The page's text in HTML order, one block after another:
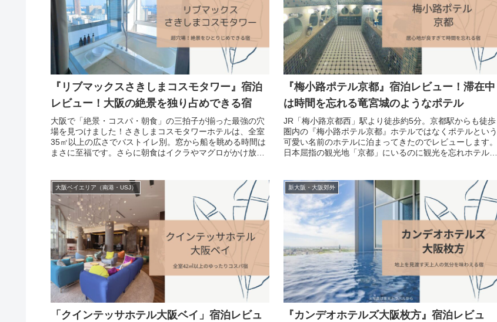
『リブマックスさきしまコスモタワー』宿泊
レビュー！大阪の絶景を独り占めできる宿
大阪で「絶景・コスパ・朝食」の三拍子が揃った最強の穴
場を見つけました！さきしまコスモタワーホテルは、全室
35㎡以上の広さでバストイレ別。窓から船を眺める時間は
まさに至福です。さらに朝食はイクラやマグロがかけ放
『梅小路ポテル京都』宿泊レビュー！滞在中
は時間を忘れる竜宮城のようなポテル
JR「梅小路京都西」駅より徒歩約5分。京都駅からも徒歩
圏内の『梅小路ポテル京都』ホテルではなくポテルという
可愛い名前のホテルに泊まってきたのでレビューします。
日本屈指の観光地「京都」にいるのに観光を忘れホテルの
大阪ベイエリア（南港・USJ）
「クインテッサホテル大阪ベイ」宿泊レビュ
新大阪・大阪郊外
『カンデオホテルズ大阪枚方』宿泊レビュ